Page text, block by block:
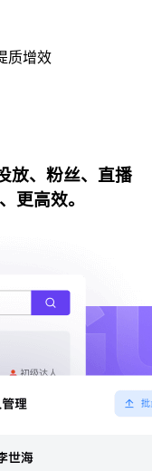
质增效
放、粉丝、直播
更高效。